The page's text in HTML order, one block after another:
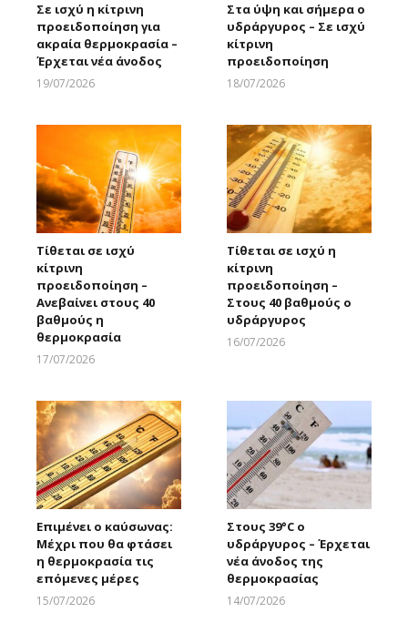
Σε ισχύ η κίτρινη
προειδοποίηση για
ακραία θερμοκρασία –
Έρχεται νέα άνοδος
19/07/2026
Στα ύψη και σήμερα ο
υδράργυρος – Σε ισχύ
κίτρινη
προειδοποίηση
18/07/2026
Τίθεται σε ισχύ
κίτρινη
προειδοποίηση –
Ανεβαίνει στους 40
βαθμούς η
θερμοκρασία
17/07/2026
Τίθεται σε ισχύ η
κίτρινη
προειδοποίηση –
Στους 40 βαθμούς ο
υδράργυρος
16/07/2026
Επιμένει ο καύσωνας:
Μέχρι που θα φτάσει
η θερμοκρασία τις
επόμενες μέρες
15/07/2026
Στους 39°C ο
υδράργυρος – Έρχεται
νέα άνοδος της
θερμοκρασίας
14/07/2026